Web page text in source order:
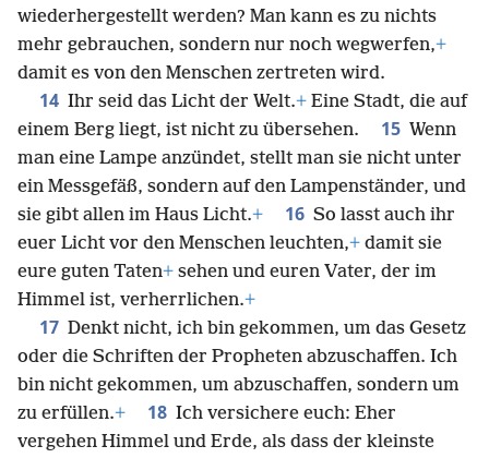
wiederhergestellt werden? Man kann es zu nichts
mehr gebrauchen, sondern nur noch wegwerfen,+
damit es von den Menschen zertreten wird.
14 Ihr seid das Licht der Welt.+ Eine Stadt, die auf
einem Berg liegt, ist nicht zu übersehen.
15 Wenn
man eine Lampe anzündet, stellt man sie nicht unter
ein Messgefäß, sondern auf den Lampenständer, und
sie gibt allen im Haus Licht.+ 16 So lasst auch ihr
euer Licht vor den Menschen leuchten,+ damit sie
eure guten Taten+ sehen und euren Vater, der im
Himmel ist, verherrlichen.+
17 Denkt nicht, ich bin gekommen, um das Gesetz
oder die Schriften der Propheten abzuschaffen. Ich
bin nicht gekommen, um abzuschaffen, sondern um
zu erfüllen.+ 18 Ich versichere euch: Eher
vergehen Himmel und Erde, als dass der kleinste